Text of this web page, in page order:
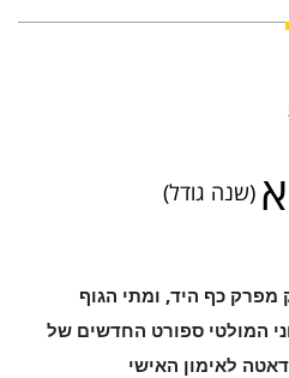
א (שנה גודל)
מפרק כף היד, ומתי הגוף
המולטי ספורט החדשים של
לאימון האישי